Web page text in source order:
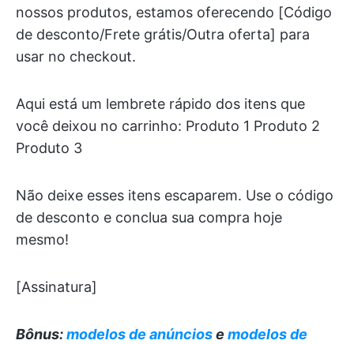
nossos produtos, estamos oferecendo [Código
de desconto/Frete grátis/Outra oferta] para
usar no checkout.
Aqui está um lembrete rápido dos itens que
você deixou no carrinho: Produto 1 Produto 2
Produto 3
Não deixe esses itens escaparem. Use o código
de desconto e conclua sua compra hoje
mesmo!
[Assinatura]
Bônus:modelos de anúnciose modelos de